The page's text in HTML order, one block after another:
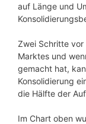
auf Länge und
Zwei Schritte
Marktes und
gemacht hat,
Konsolidierung
die Hälfte der
Im Chart oben